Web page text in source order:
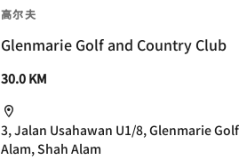
高尔夫
Glenmarie Golf and Country Club
30.0 KM
3, Jalan Usahawan U1/8, Glenmarie
Alam, Shah Alam